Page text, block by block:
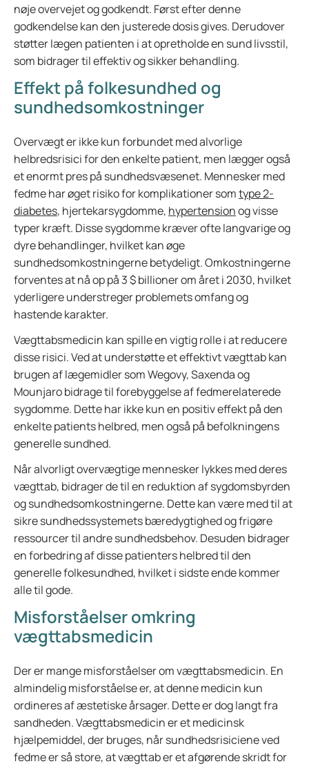
nøje overvejet og godkendt. Først efter denne
godkendelse kan den justerede dosis gives. Derudover
støtter lægen patienten i at opretholde en sund livsstil,
som bidrager til effektiv og sikker behandling.
Effekt på folkesundhed og
sundhedsomkostninger
Overvægt er ikke kun forbundet med alvorlige
helbredsrisici for den enkelte patient, men lægger også
et enormt pres på sundhedsvæsenet. Mennesker med
fedme har øget risiko for komplikationer somtype 2-
diabetes, hjertekarsygdomme, hypertensionog visse
typer kræft. Disse sygdomme kræver ofte langvarige og
dyre behandlinger, hvilket kan øge
sundhedsomkostningerne betydeligt. Omkostningerne
forventes at nå op på 3 $ billioner om året i 2030, hvilket
yderligere understreger problemets omfang og
hastende karakter.
Vægttabsmedicin kan spille en vigtig rolle i at reducere
disse risici. Ved at understøtte et effektivt vægttab kan
brugen af lægemidler som Wegovy, Saxenda og
Mounjaro bidrage til forebyggelse af fedmerelaterede
sygdomme. Dette har ikke kun en positiv effekt på den
enkelte patients helbred, men også på befolkningens
generelle sundhed.
Når alvorligt overvægtige mennesker lykkes med deres
vægttab, bidrager de til en reduktion af sygdomsbyrden
og sundhedsomkostningerne. Dette kan være med til at
sikre sundhedssystemets bæredygtighed og frigøre
ressourcer til andre sundhedsbehov. Desuden bidrager
en forbedring af disse patienters helbred til den
generelle folkesundhed, hvilket i sidste ende kommer
alle til gode.
Misforståelser omkring
vægttabsmedicin
Der er mange misforståelser om vægttabsmedicin. En
almindelig misforståelse er, at denne medicin kun
ordineres af æstetiske årsager. Dette er dog langt fra
sandheden. Vægttabsmedicin er et medicinsk
hjælpemiddel, der bruges, når sundhedsrisiciene ved
fedme er så store, at vægttab er et afgørende skridt for